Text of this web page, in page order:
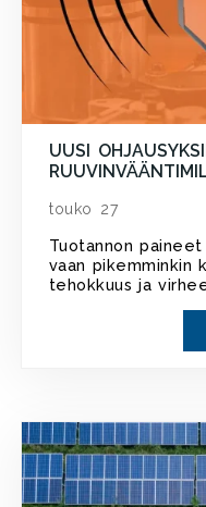
UUSI
touko 27
Tuotannon
vaan pikemminkin
tehokkuus ja